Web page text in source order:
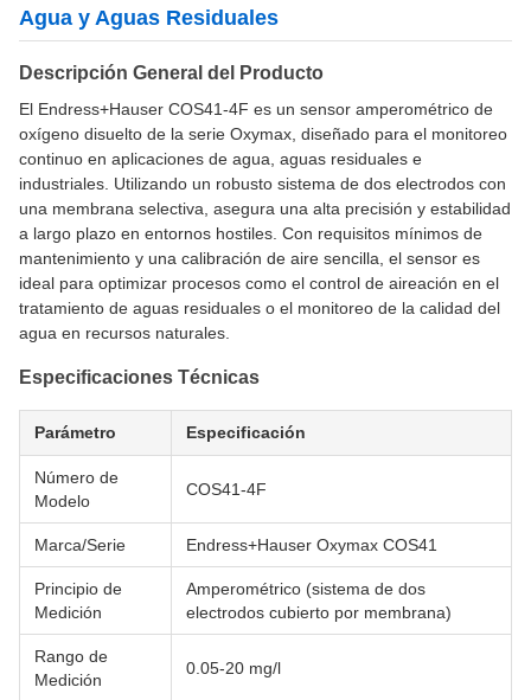
Agua y Aguas Residuales
Descripción General del Producto
El Endress+Hauser COS41-4F es un sensor amperométrico de
oxígeno disuelto de la serie Oxymax, diseñado para el monitoreo
continuo en aplicaciones de agua, aguas residuales e
industriales. Utilizando un robusto sistema de dos electrodos con
una membrana selectiva, asegura una alta precisión y estabilidad
a largo plazo en entornos hostiles. Con requisitos mínimos de
mantenimiento y una calibración de aire sencilla, el sensor es
ideal para optimizar procesos como el control de aireación en el
tratamiento de aguas residuales o el monitoreo de la calidad del
agua en recursos naturales.
Especificaciones Técnicas
Parámetro Especificación
Número de
Modelo
COS41-4F
Marca/Serie Endress+Hauser Oxymax COS41
Principio de
Medición
Amperométrico (sistema de dos
electrodos cubierto por membrana)
Rango de
Medición
0.05-20 mg/l